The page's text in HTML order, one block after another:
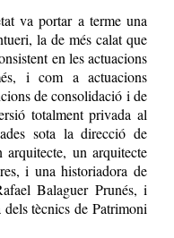
va portar a terme una
la de més calat que
en les actuacions
i com a actuacions
de consolidació i de
totalment privada al
sota la direcció de
un arquitecte
i una historiadora de
Balaguer Prunés, i
tècnics de Patrimoni